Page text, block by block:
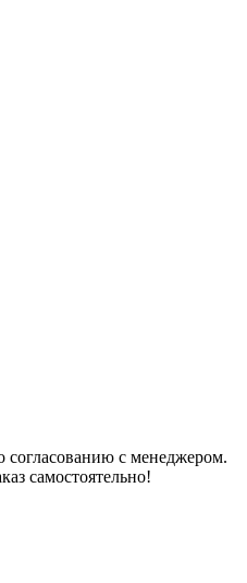
согласованию с менеджером.
самостоятельно!